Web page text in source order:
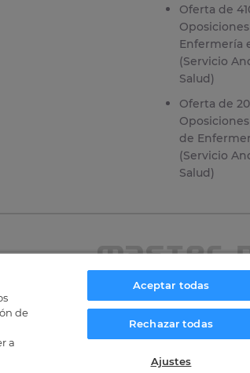
Oferta de
Enfermería
(Servicio
Salud)
Oferta de
de
(Servicio
Salud)
Política de privacidad| Política de
de
a
Aceptar todas
Rechazar todas
Ajustes